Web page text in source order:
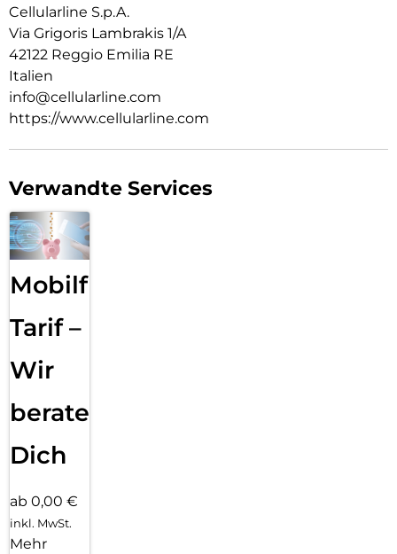
Cellularline S.p.A.
Via Grigoris Lambrakis 1/A
42122 Reggio Emilia RE
Italien
info@cellularline.com
https://www.cellularline.com
Verwandte Services
Mobilfunk
Tarif –
Wir
beraten
Dich
ab 0,00 €
inkl. MwSt.
Mehr